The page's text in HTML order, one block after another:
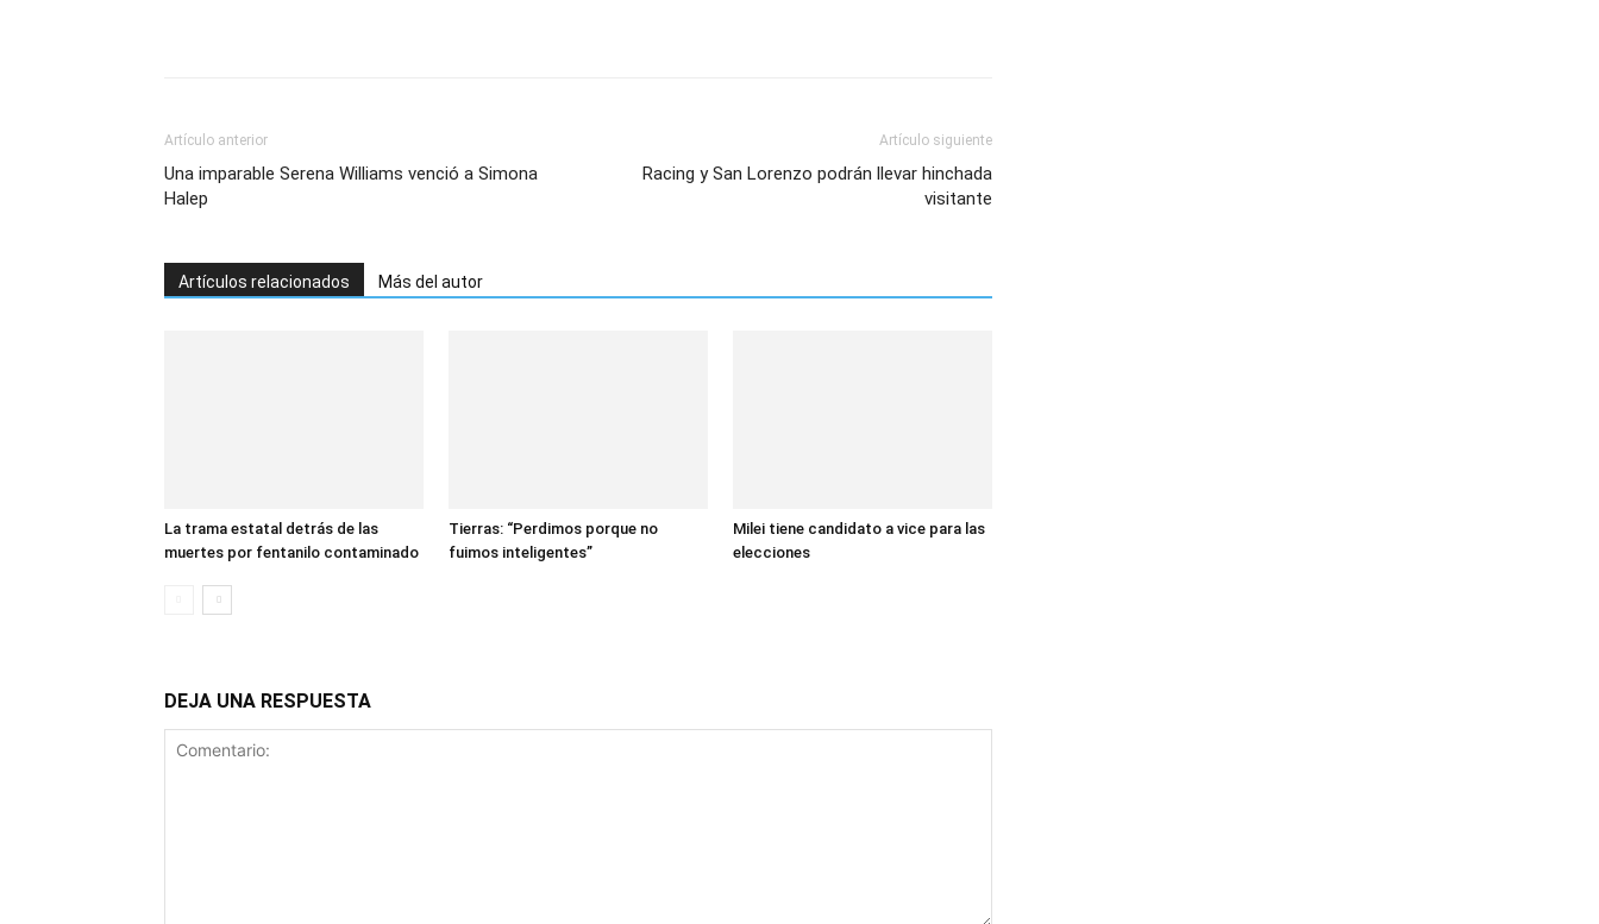
Artículo anterior
Una imparable Serena Williams venció a Simona
Halep
Artículo siguiente
Racing y San Lorenzo podrán llevar hinchada
visitante
Artículos relacionados Más del autor
La trama estatal detrás de las
muertes por fentanilo contaminado
Tierras: “Perdimos porque no
fuimos inteligentes”
Milei tiene candidato a vice para las
elecciones
DEJA UNA RESPUESTA